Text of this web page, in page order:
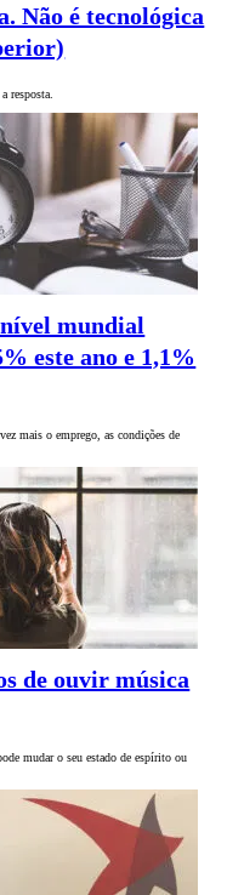
Não é tecnológica
resposta.
mundial
este ano e 1,1%
mais o emprego, as condições de
de ouvir música
mudar o seu estado de espírito ou